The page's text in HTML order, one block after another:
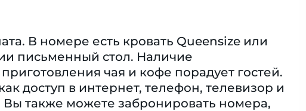
В номере есть кровать Queensize или
письменный стол. Наличие
чая и кофе порадует гостей.
доступ в интернет, телефон, телевизор и
также можете забронировать номера,